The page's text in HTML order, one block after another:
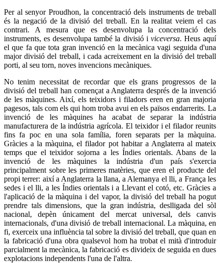
Per al senyor Proudhon, la concentració dels instruments de treball
és la negació de la divisió del treball. En la realitat veiem el cas
contrari. A mesura que es desenvolupa la concentració dels
instruments, es desenvolupa també la divisió i viceversa. Heus aquí
el que fa que tota gran invenció en la mecànica vagi seguida d'una
major divisió del treball, i cada acreixement en la divisió del treball
porti, al seu torn, noves invencions mecàniques.
No tenim necessitat de recordar que els grans progressos de la
divisió del treball han començat a Anglaterra després de la invenció
de les màquines. Així, els teixidors i filadors eren en gran majoria
pagesos, tals com els qui hom troba avui en els països endarrerits. La
invenció de les màquines ha acabat de separar la indústria
manufacturera de la indústria agrícola. El teixidor i el filador reunits
fins fa poc en una sola família, foren separats per la màquina.
Gràcies a la màquina, el filador pot habitar a Anglaterra al mateix
temps que el teixidor sojorna a les Índies orientals. Abans de la
invenció de les màquines la indústria d'un país s'exercia
principalment sobre les primeres matèries, que eren el producte del
propi terrer: així a Anglaterra la llana, a Alemanya el lli, a França les
sedes i el lli, a les Índies orientals i a Llevant el cotó, etc. Gràcies a
l'aplicació de la màquina i del vapor, la divisió del treball ha pogut
prendre tals dimensions, que la gran indústria, deslligada del sòl
nacional, depèn únicament del mercat universal, dels canvis
internacionals, d'una divisió de treball internacional. La màquina, en
fi, exerceix una influència tal sobre la divisió del treball, que quan en
la fabricació d'una obra qualsevol hom ha trobat el mità d'introduir
parcialment la mecànica, la fabricació es divideix de seguida en dues
explotacions independents l'una de l'altra.